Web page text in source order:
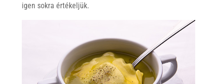
igen sokra értékeljük.